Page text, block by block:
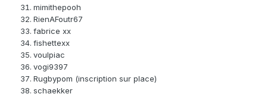
mimithepooh
RienAFoutr67
fabrice xx
fishettexx
voulpiac
vogi9397
Rugbypom (inscription sur place)
schaekker